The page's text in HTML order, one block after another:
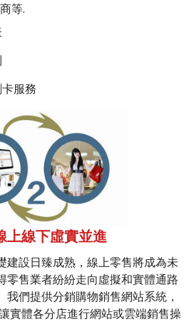
等.
服務
上線下虛實並進
建設日臻成熟，線上零售將成為未
零售業者紛紛走向虛擬和實體通路
們提供分銷購物銷售網站系統，
實體各分店進行網站或雲端銷售操